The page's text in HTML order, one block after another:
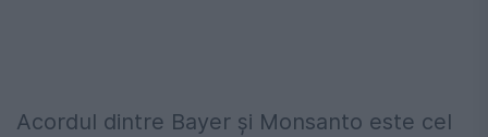
Acordul dintre Bayer şi Monsanto este cel